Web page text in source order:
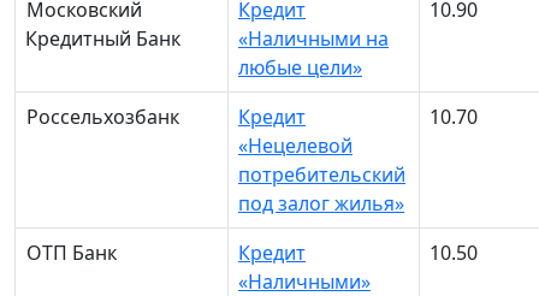
Московский
Кредитный Банк
Кредит
«Наличными на
любые цели»
10.90
Россельхозбанк
Кредит
«Нецелевой
потребительский
под залог жилья»
10.70
ОТП Банк
Кредит
«Наличными»
10.50